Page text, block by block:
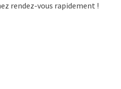
rendez-vous rapidement !